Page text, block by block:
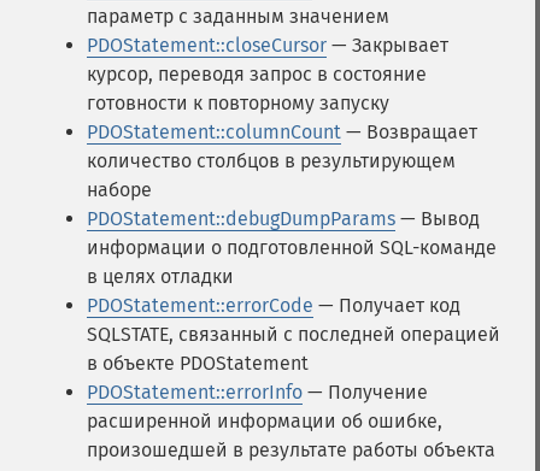
параметр с заданным значением
PDOStatement::closeCursor — Закрывает
курсор, переводя запрос в состояние
готовности к повторному запуску
PDOStatement::columnCount — Возвращает
количество столбцов в результирующем
наборе
PDOStatement::debugDumpParams — Вывод
информации о подготовленной SQL-команде
в целях отладки
PDOStatement::errorCode — Получает код
SQLSTATE, связанный с последней операцией
в объекте PDOStatement
PDOStatement::errorInfo — Получение
расширенной информации об ошибке,
произошедшей в результате работы объекта